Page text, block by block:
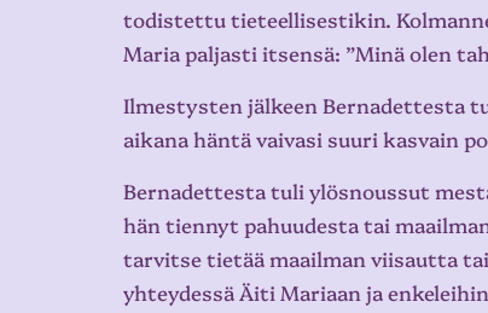
todistettu tieteellisestikin.
Maria paljasti itsensä: ”Minä olen
Ilmestysten jälkeen Bernadettesta
aikana häntä vaivasi suuri kasvain
Bernadettesta tuli ylösnoussut
hän tiennyt pahuudesta tai
tarvitse tietää maailman viisautta
yhteydessä Äiti Mariaan ja